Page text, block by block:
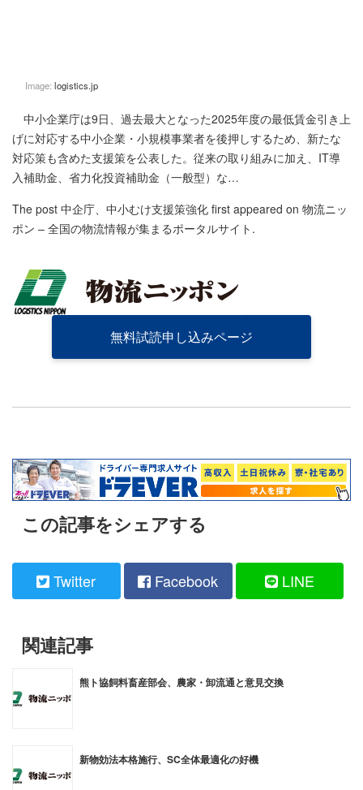
Image: logistics.jp
中小企業庁は9日、過去最大となった2025年度の最低賃金引き上
げに対応する中小企業・小規模事業者を後押しするため、新たな
対応策も含めた支援策を公表した。従来の取り組みに加え、IT導
入補助金、省力化投資補助金（一般型）な…
The post 中企庁、中小むけ支援策強化 first appeared on 物流ニッ
ポン – 全国の物流情報が集まるポータルサイト .
無料試読申し込みページ
この記事をシェアする
Twitter Facebook LINE
関連記事
熊ト協飼料畜産部会、農家・卸流通と意見交換
新物効法本格施行、SC全体最適化の好機